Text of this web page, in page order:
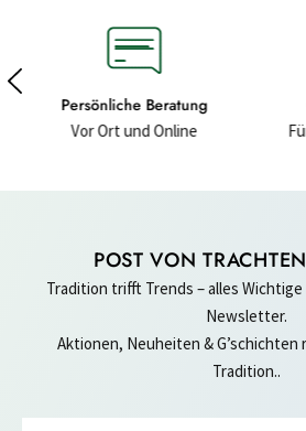
Große Auswahl
Für die ganze Familie
POST VON
Tradition trifft Trends – alles
Newsletter.
Aktionen, Neuheiten & G’schichten
Tradition..